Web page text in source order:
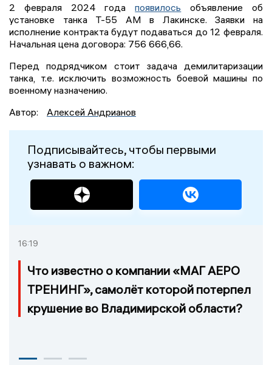
2 февраля 2024 годапоявилось объявление об
установке танка Т-55 АМ в Лакинске. Заявки на
исполнение контракта будут подаваться до 12 февраля.
Начальная цена договора: 756 666,66.
Перед подрядчиком стоит задача демилитаризации
танка, т.е. исключить возможность боевой машины по
военному назначению.
Автор:
Алексей Андрианов
Подписывайтесь, чтобы первыми
узнавать о важном:
16:19
Что известно о компании «МАГ АЕРО
ТРЕНИНГ», самолёт которой потерпел
крушение во Владимирской области?